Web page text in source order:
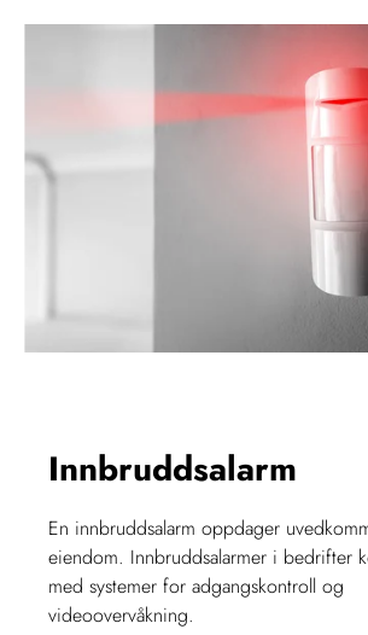
Innbruddsalarm
En innbruddsalarm oppdager
eiendom. Innbruddsalarmer i bedrifter
med systemer for adgangskontroll og
videoovervåkning.